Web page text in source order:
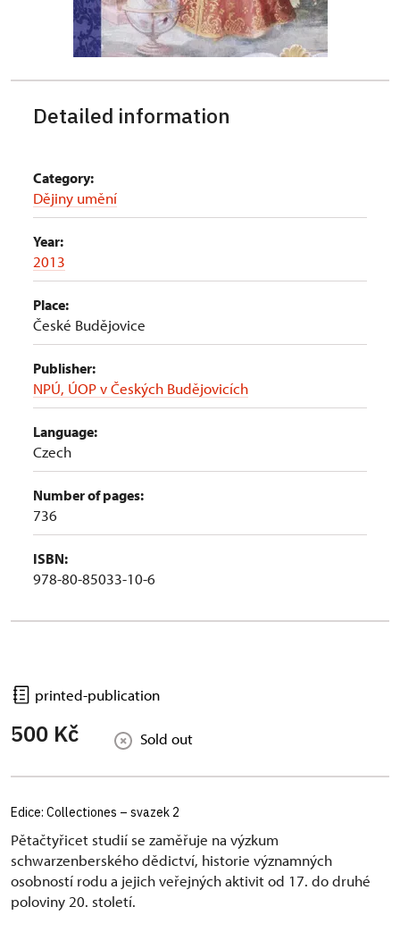
Detailed information
Category:
Dějiny umění
Year:
2013
Place:
České Budějovice
Publisher:
NPÚ, ÚOP v Českých Budějovicích
Language:
Czech
Number of pages:
736
ISBN:
978-80-85033-10-6
printed-publication
500 Kč Sold out
Edice: Collectiones – svazek 2
Pětačtyřicet studií se zaměřuje na výzkum
schwarzenberského dědictví, historie významných
osobností rodu a jejich veřejných aktivit od 17. do druhé
poloviny 20. století.